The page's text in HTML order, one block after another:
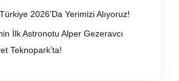
2026’Da Yerimizi Alıyoruz!
İlk Astronotu Alper Gezeravcı
Teknopark’ta!